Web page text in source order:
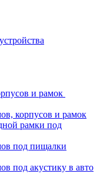
и рамок
корпусов и рамок
рамки под
под пищалки
под акустику в авто